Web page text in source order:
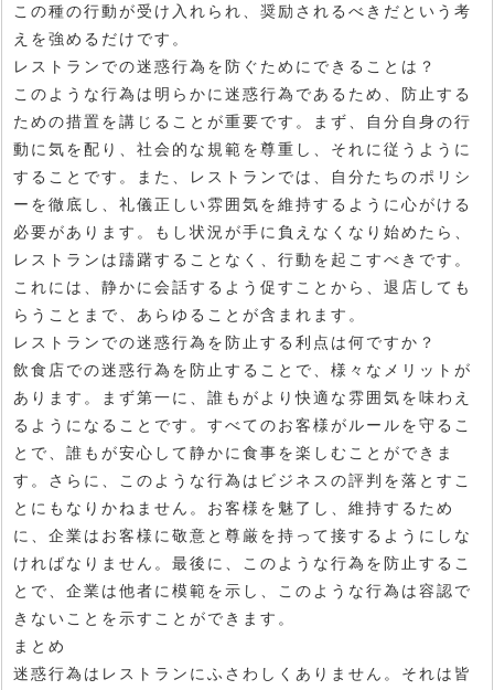
この種の行動が受け入れられ、奨励されるべきだという考
えを強めるだけです。
レストランでの迷惑行為を防ぐためにできることは？
このような行為は明らかに迷惑行為であるため、防止する
ための措置を講じることが重要です。まず、自分自身の行
動に気を配り、社会的な規範を尊重し、それに従うように
することです。また、レストランでは、自分たちのポリシ
ーを徹底し、礼儀正しい雰囲気を維持するように心がける
必要があります。もし状況が手に負えなくなり始めたら、
レストランは躊躇することなく、行動を起こすべきです。
これには、静かに会話するよう促すことから、退店しても
らうことまで、あらゆることが含まれます。
レストランでの迷惑行為を防止する利点は何ですか？
飲食店での迷惑行為を防止することで、様々なメリットが
あります。まず第一に、誰もがより快適な雰囲気を味わえ
るようになることです。すべてのお客様がルールを守るこ
とで、誰もが安心して静かに食事を楽しむことができま
す。さらに、このような行為はビジネスの評判を落とすこ
とにもなりかねません。お客様を魅了し、維持するため
に、企業はお客様に敬意と尊厳を持って接するようにしな
ければなりません。最後に、このような行為を防止するこ
とで、企業は他者に模範を示し、このような行為は容認で
きないことを示すことができます。
まとめ
迷惑行為はレストランにふさわしくありません。それは皆